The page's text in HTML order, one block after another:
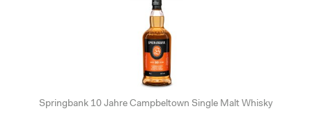
Springbank 10 Jahre Campbeltown Single Malt Whisky